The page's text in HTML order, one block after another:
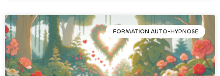
FORMATION AUTO-HYPNOSE